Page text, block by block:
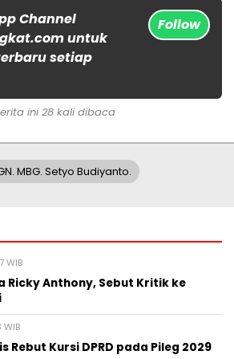
Channel
untuk
setiap
Follow
ini 28 kali dibaca
MBG. Setyo Budiyanto.
WIB
Ricky Anthony, Sebut Kritik ke
Rebut Kursi DPRD pada Pileg 2029